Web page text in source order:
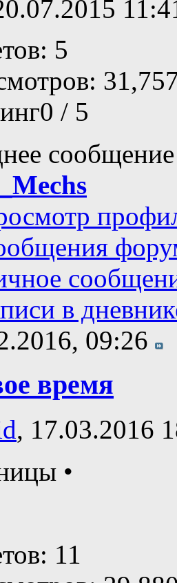
5
/ 5
в
09:26
время
, 17.03.2016